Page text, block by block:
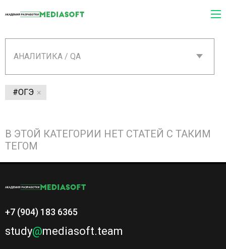
АНАЛИТИКА / QA
#ОГЭ
В ЭТОЙ КАТЕГОРИИ НЕТ СТАТЕЙ С ТАКИМ
ТЕГОМ
+7 (904) 183 6365
study@mediasoft.team